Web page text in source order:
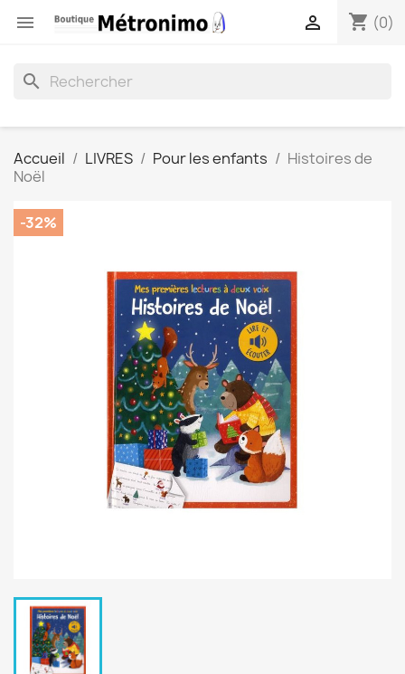
 shopping_cart (0)

search
Accueil LIVRES Pour les enfants
Histoires de
Noël
-32%